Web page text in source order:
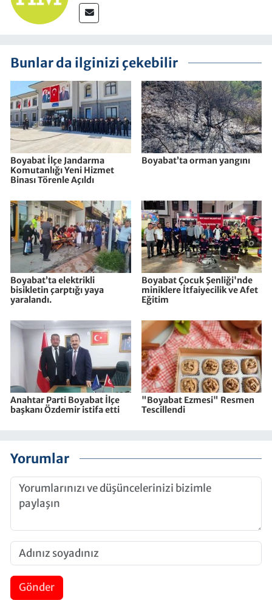
Bunlar da ilginizi çekebilir
Boyabat İlçe Jandarma
Komutanlığı Yeni Hizmet
Binası Törenle Açıldı
Boyabat’ta orman yangını
Boyabat’ta elektrikli
bisikletin çarptığı yaya
yaralandı.
Boyabat Çocuk Şenliği'nde
miniklere İtfaiyecilik ve Afet
Eğitim
Anahtar Parti Boyabat İlçe
başkanı Özdemir istifa etti
"Boyabat Ezmesi" Resmen
Tescillendi
Yorumlar
Gönder